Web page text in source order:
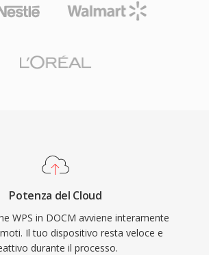
Potenza del Cloud
WPS in DOCM avviene interamente
Il tuo dispositivo resta veloce e
durante il processo.